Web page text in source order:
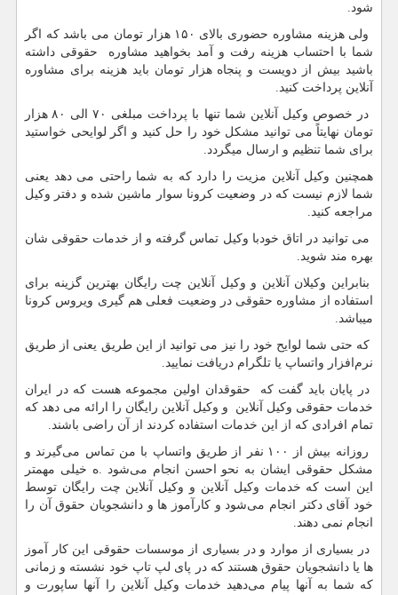
شود.
ولی هزینه مشاوره حضوری بالای ۱۵۰ هزار تومان می باشد که اگر
شما با احتساب هزینه رفت و آمد بخواهید مشاوره حقوقی داشته
باشید بیش از دویست و پنجاه هزار تومان باید هزینه برای مشاوره
آنلاین پرداخت کنید.
در خصوص وکیل آنلاین شما تنها با پرداخت مبلغی ۷۰ الی ۸۰ هزار
تومان نهایتاً می توانید مشکل خود را حل کنید و اگر لوایحی خواستید
برای شما تنظیم و ارسال میگردد.
همچنین وکیل آنلاین مزیت را دارد که به شما راحتی می دهد یعنی
شما لازم نیست که در وضعیت کرونا سوار ماشین شده و دفتر وکیل
مراجعه کنید.
می توانید در اتاق خودبا وکیل تماس گرفته و از خدمات حقوقی شان
بهره مند شوید.
بنابراین وکیلان آنلاین و وکیل آنلاین چت رایگان بهترین گزینه برای
استفاده از مشاوره حقوقی در وضعیت فعلی هم گیری ویروس کرونا
میباشد.
که حتی شما لوایح خود را نیز می توانید از این طریق یعنی از طریق
نرم‌افزار واتساپ یا تلگرام دریافت نمایید.
در پایان باید گفت که حقوقدان اولین مجموعه هست که در ایران
خدمات حقوقی وکیل آنلاین و وکیل آنلاین رایگان را ارائه می دهد که
تمام افرادی که از این خدمات استفاده کردند از آن راضی باشند.
روزانه بیش از ۱۰۰ نفر از طریق واتساپ با من تماس می‌گیرند و
مشکل حقوقی ایشان به نحو احسن انجام می‌شود .ه خیلی مهمتر
این است که خدمات وکیل آنلاین و وکیل آنلاین چت رایگان توسط
خود آقای دکتر انجام می‌شود و کارآموز ها و دانشجویان حقوق آن را
انجام نمی دهند.
در بسیاری از موارد و در بسیاری از موسسات حقوقی این کار آموز
ها یا دانشجویان حقوق هستند که در پای لپ تاپ خود نشسته و زمانی
که شما به آنها پیام می‌دهید خدمات وکیل آنلاین را آنها ساپورت و